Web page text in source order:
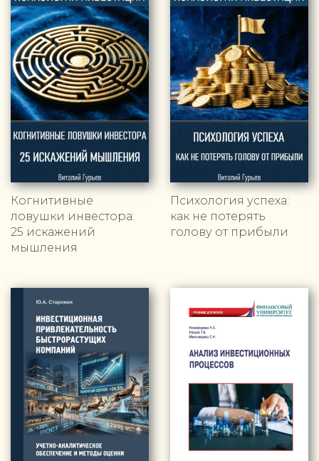
Когнитивные
ловушки инвестора:
25 искажений
мышления
Психология успеха:
как не потерять
голову от прибыли